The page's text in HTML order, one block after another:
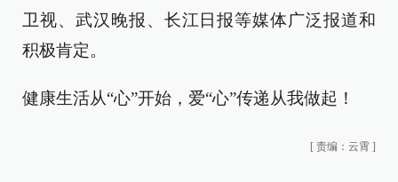
卫视、武汉晚报、长江日报等媒体广泛报道和
积极肯定。
健康生活从“心”开始，爱“心”传递从我做起！
[ 责编：云霄 ]